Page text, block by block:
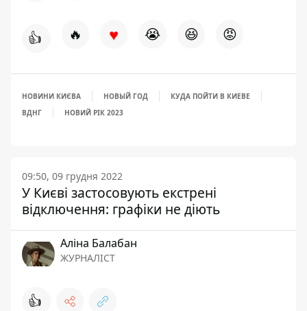
👍 🔥 ♥ 😭 😆 😡
НОВИНИ КИЄВА НОВЫЙ ГОД
КУДА ПОЙТИ В КИЕВЕ
ВДНГ
НОВИЙ РІК 2023
09:50, 09 грудня 2022
У Києві застосовують екстрені
відключення: графіки не діють
Аліна Балабан
ЖУРНАЛІСТ
👍